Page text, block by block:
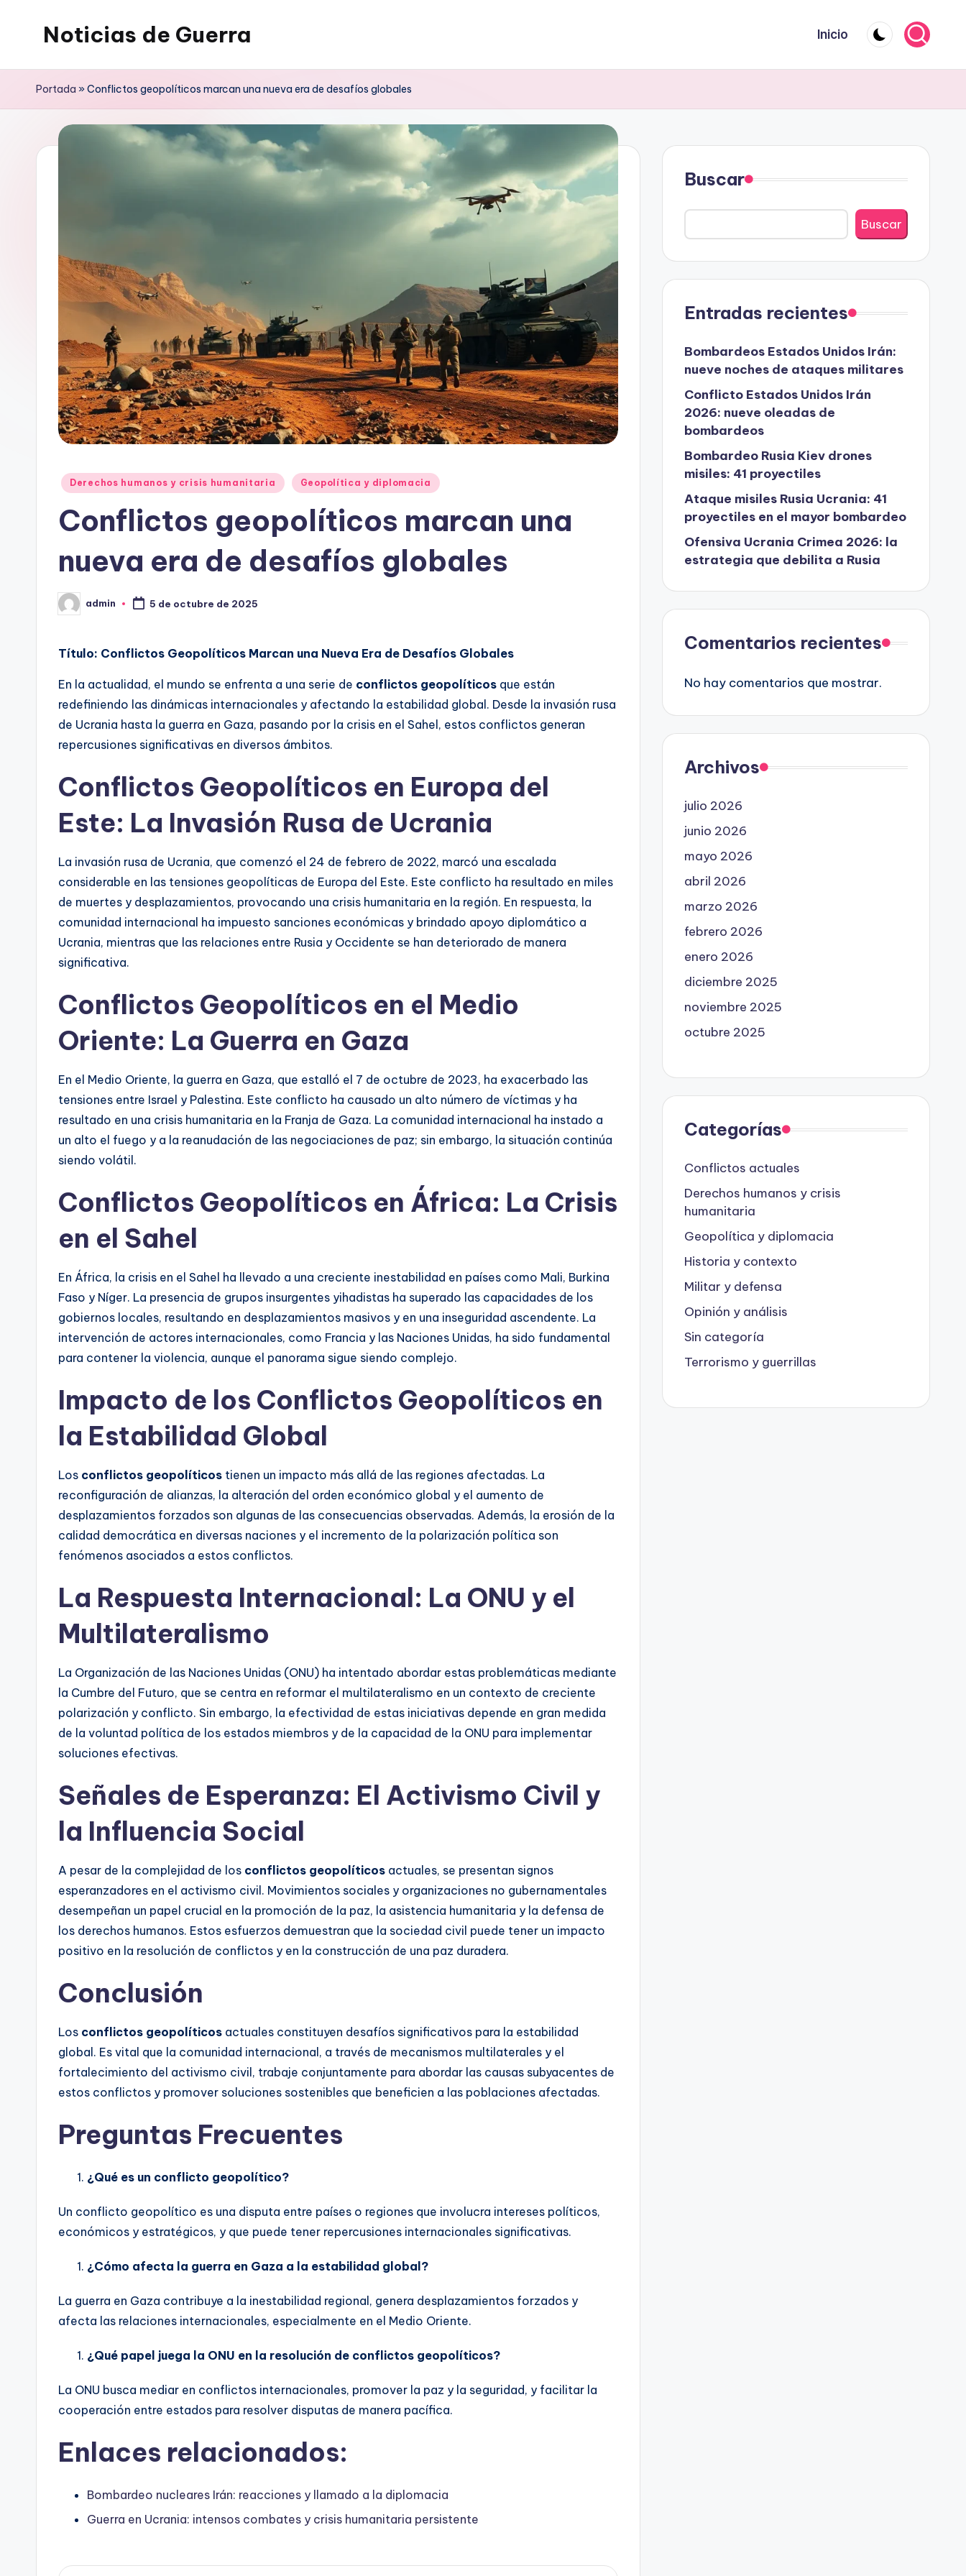
Noticias de Guerra Inicio
Portada »Conflictos geopolíticos marcan una nueva era de desafíos globales
Publicado
Derechos humanos y crisis humanitaria Geopolítica y diplomacia
Conflictos geopolíticos marcan una
nueva era de desafíos globales
Publicado
por
admin 5 de octubre de 2025
Título: Conflictos Geopolíticos Marcan una Nueva Era de Desafíos Globales
En la actualidad, el mundo se enfrenta a una serie de conflictos geopolíticos que están
redefiniendo las dinámicas internacionales y afectando la estabilidad global. Desde la invasión rusa
de Ucrania hasta la guerra en Gaza, pasando por la crisis en el Sahel, estos conflictos generan
repercusiones significativas en diversos ámbitos.
Conflictos Geopolíticos en Europa del
Este: La Invasión Rusa de Ucrania
La invasión rusa de Ucrania, que comenzó el 24 de febrero de 2022, marcó una escalada
considerable en las tensiones geopolíticas de Europa del Este. Este conflicto ha resultado en miles
de muertes y desplazamientos, provocando una crisis humanitaria en la región. En respuesta, la
comunidad internacional ha impuesto sanciones económicas y brindado apoyo diplomático a
Ucrania, mientras que las relaciones entre Rusia y Occidente se han deteriorado de manera
significativa.
Conflictos Geopolíticos en el Medio
Oriente: La Guerra en Gaza
En el Medio Oriente, la guerra en Gaza, que estalló el 7 de octubre de 2023, ha exacerbado las
tensiones entre Israel y Palestina. Este conflicto ha causado un alto número de víctimas y ha
resultado en una crisis humanitaria en la Franja de Gaza. La comunidad internacional ha instado a
un alto el fuego y a la reanudación de las negociaciones de paz; sin embargo, la situación continúa
siendo volátil.
Conflictos Geopolíticos en África: La Crisis
en el Sahel
En África, la crisis en el Sahel ha llevado a una creciente inestabilidad en países como Mali, Burkina
Faso y Níger. La presencia de grupos insurgentes yihadistas ha superado las capacidades de los
gobiernos locales, resultando en desplazamientos masivos y en una inseguridad ascendente. La
intervención de actores internacionales, como Francia y las Naciones Unidas, ha sido fundamental
para contener la violencia, aunque el panorama sigue siendo complejo.
Impacto de los Conflictos Geopolíticos en
la Estabilidad Global
Los conflictos geopolíticos tienen un impacto más allá de las regiones afectadas. La
reconfiguración de alianzas, la alteración del orden económico global y el aumento de
desplazamientos forzados son algunas de las consecuencias observadas. Además, la erosión de la
calidad democrática en diversas naciones y el incremento de la polarización política son
fenómenos asociados a estos conflictos.
La Respuesta Internacional: La ONU y el
Multilateralismo
La Organización de las Naciones Unidas (ONU) ha intentado abordar estas problemáticas mediante
la Cumbre del Futuro, que se centra en reformar el multilateralismo en un contexto de creciente
polarización y conflicto. Sin embargo, la efectividad de estas iniciativas depende en gran medida
de la voluntad política de los estados miembros y de la capacidad de la ONU para implementar
soluciones efectivas.
Señales de Esperanza: El Activismo Civil y
la Influencia Social
A pesar de la complejidad de los conflictos geopolíticos actuales, se presentan signos
esperanzadores en el activismo civil. Movimientos sociales y organizaciones no gubernamentales
desempeñan un papel crucial en la promoción de la paz, la asistencia humanitaria y la defensa de
los derechos humanos. Estos esfuerzos demuestran que la sociedad civil puede tener un impacto
positivo en la resolución de conflictos y en la construcción de una paz duradera.
Conclusión
Los conflictos geopolíticos actuales constituyen desafíos significativos para la estabilidad
global. Es vital que la comunidad internacional, a través de mecanismos multilaterales y el
fortalecimiento del activismo civil, trabaje conjuntamente para abordar las causas subyacentes de
estos conflictos y promover soluciones sostenibles que beneficien a las poblaciones afectadas.
Preguntas Frecuentes
¿Qué es un conflicto geopolítico?
Un conflicto geopolítico es una disputa entre países o regiones que involucra intereses políticos,
económicos y estratégicos, y que puede tener repercusiones internacionales significativas.
¿Cómo afecta la guerra en Gaza a la estabilidad global?
La guerra en Gaza contribuye a la inestabilidad regional, genera desplazamientos forzados y
afecta las relaciones internacionales, especialmente en el Medio Oriente.
¿Qué papel juega la ONU en la resolución de conflictos geopolíticos?
La ONU busca mediar en conflictos internacionales, promover la paz y la seguridad, y facilitar la
cooperación entre estados para resolver disputas de manera pacífica.
Enlaces relacionados:
Bombardeo nucleares Irán: reacciones y llamado a la diplomacia
Guerra en Ucrania: intensos combates y crisis humanitaria persistente
Buscar
Buscar
Entradas recientes
Bombardeos Estados Unidos Irán:
nueve noches de ataques militares
Conflicto Estados Unidos Irán
2026: nueve oleadas de
bombardeos
Bombardeo Rusia Kiev drones
misiles: 41 proyectiles
Ataque misiles Rusia Ucrania: 41
proyectiles en el mayor bombardeo
Ofensiva Ucrania Crimea 2026: la
estrategia que debilita a Rusia
Comentarios recientes
No hay comentarios que mostrar.
Archivos
julio 2026
junio 2026
mayo 2026
abril 2026
marzo 2026
febrero 2026
enero 2026
diciembre 2025
noviembre 2025
octubre 2025
Categorías
Conflictos actuales
Derechos humanos y crisis
humanitaria
Geopolítica y diplomacia
Historia y contexto
Militar y defensa
Opinión y análisis
Sin categoría
Terrorismo y guerrillas